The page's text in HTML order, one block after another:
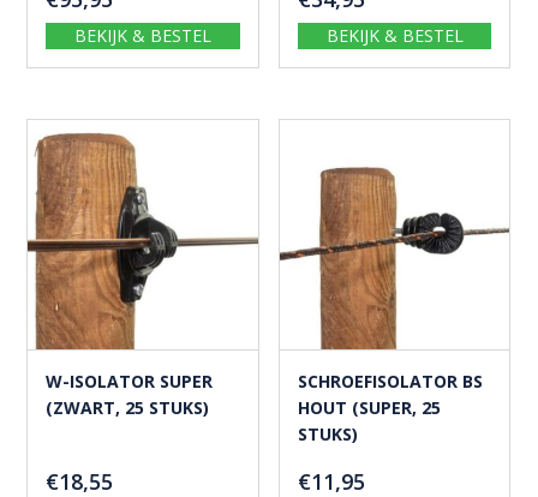
BEKIJK & BESTEL BEKIJK & BESTEL
W-ISOLATOR SUPER
(ZWART, 25 STUKS)
€18,55
SCHROEFISOLATOR BS
HOUT (SUPER, 25
STUKS)
€11,95